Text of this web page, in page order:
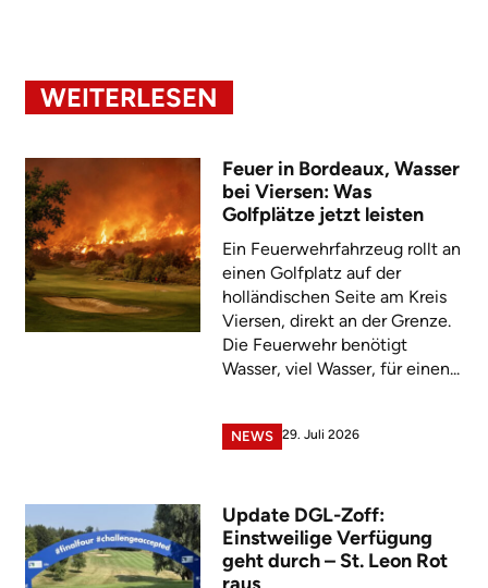
WEITERLESEN
Feuer in Bordeaux, Wasser
bei Viersen: Was
Golfplätze jetzt leisten
Ein Feuerwehrfahrzeug rollt an
einen Golfplatz auf der
holländischen Seite am Kreis
Viersen, direkt an der Grenze.
Die Feuerwehr benötigt
Wasser, viel Wasser, für einen...
NEWS 29. Juli 2026
Update DGL-Zoff:
Einstweilige Verfügung
geht durch – St. Leon Rot
raus